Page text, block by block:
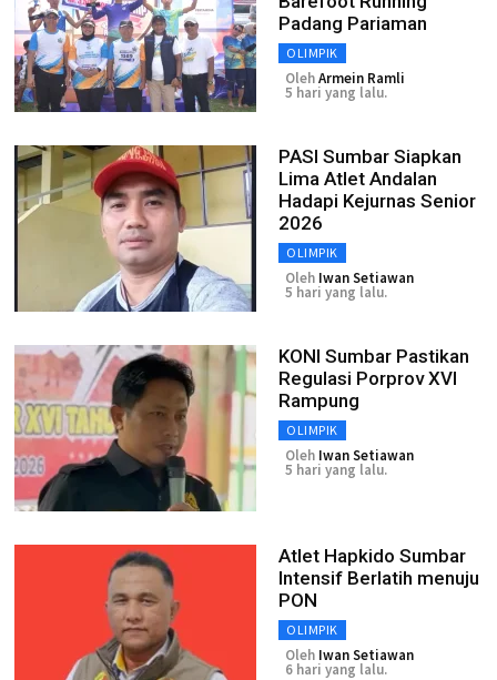
Padang Pariaman
OLIMPIK
OlehArmein Ramli
5 hari yang lalu.
PASI Sumbar Siapkan
Lima Atlet Andalan
Hadapi Kejurnas Senior
2026
OLIMPIK
Oleh Iwan Setiawan
5 hari yang lalu.
KONI Sumbar Pastikan
Regulasi Porprov XVI
Rampung
OLIMPIK
Oleh Iwan Setiawan
5 hari yang lalu.
Atlet Hapkido Sumbar
Intensif Berlatih menuju
PON
OLIMPIK
Oleh Iwan Setiawan
6 hari yang lalu.